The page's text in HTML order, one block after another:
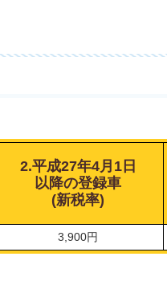
2.平成27年4月1日
以降の登録車
(新税率)
3,900円